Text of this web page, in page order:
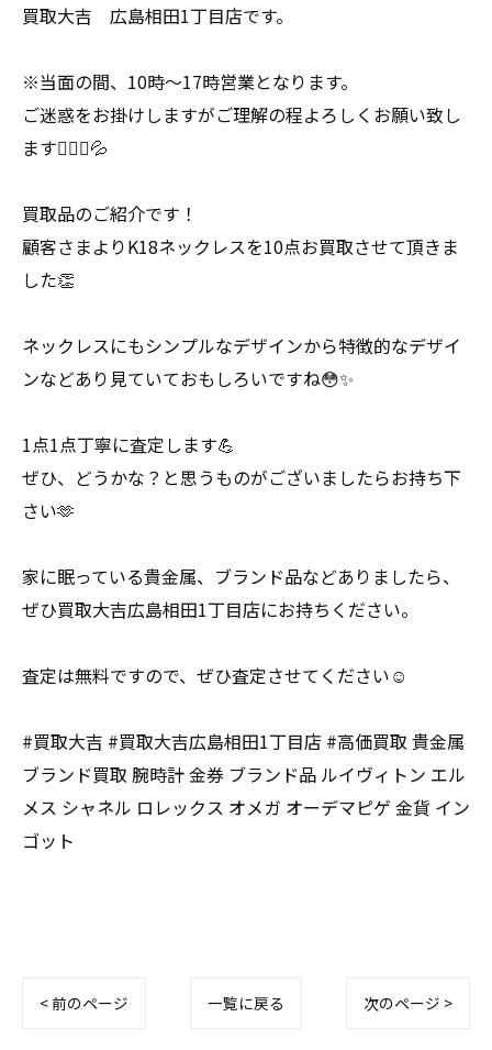
買取大吉 広島相田1丁目店です。
※当面の間、10時〜17時営業となります。
ご迷惑をお掛けしますがご理解の程よろしくお願い致し
ます🙇🏻‍♀️💦
買取品のご紹介です！
顧客さまよりK18ネックレスを10点お買取させて頂きま
した👏
ネックレスにもシンプルなデザインから特徴的なデザイ
ンなどあり見ていておもしろいですね😳✨
1点1点丁寧に査定します💪
ぜひ、どうかな？と思うものがございましたらお持ち下
さい🫶
家に眠っている貴金属、ブランド品などありましたら、
ぜひ買取大吉広島相田1丁目店にお持ちください。
査定は無料ですので、ぜひ査定させてください☺️
#買取大吉 #買取大吉広島相田1丁目店 #高価買取 貴金属
ブランド買取 腕時計 金券 ブランド品 ルイヴィトン エル
メス シャネル ロレックス オメガ オーデマピゲ 金貨 イン
ゴット
< 前のページ 一覧に戻る 次のページ >